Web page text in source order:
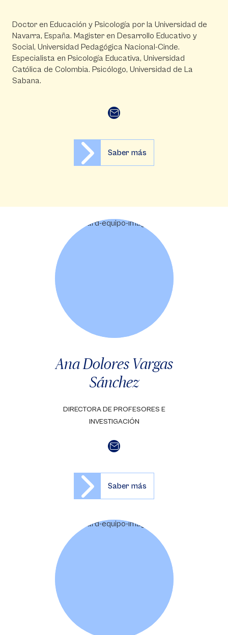
Doctor en Educación y Psicología por la Universidad de
Navarra, España. Magister en Desarrollo Educativo y
Social, Universidad Pedagógica Nacional-Cinde.
Especialista en Psicología Educativa, Universidad
Católica de Colombia. Psicólogo, Universidad de La
Sabana.
Saber más
Ana Dolores Vargas
Sánchez
DIRECTORA DE PROFESORES E
INVESTIGACIÓN
Saber más